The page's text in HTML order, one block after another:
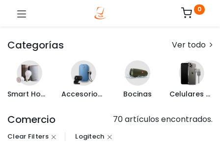
0
Categorías Ver todo
Smart Home Accesorios de Computo Bocinas Celulares y Mas
Comercio 70 artículos encontrados.
Clear Filters Logitech